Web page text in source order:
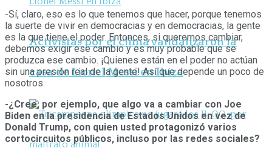
Activistas por el clima vandalizaron la
casa de Lionel Messi en Ibiza
-Sí, claro, eso es lo que tenemos que hacer, porque tenemos
la suerte de vivir en democracias y en democracias, la gente
es la que tiene el poder. Entonces, si queremos cambiar,
debemos exigir ese cambio y es muy probable que se
produzca ese cambio. ¡Quienes están en el poder no actúan
sin una presión real de la gente! Así que depende un poco de
nosotros.
-¿Cree, por ejemplo, que algo va a cambiar con Joe
Biden en la presidencia de Estados Unidos en vez de
Donald Trump, con quien usted protagonizó varios
cortocircuitos públicos, incluso por las redes sociales?